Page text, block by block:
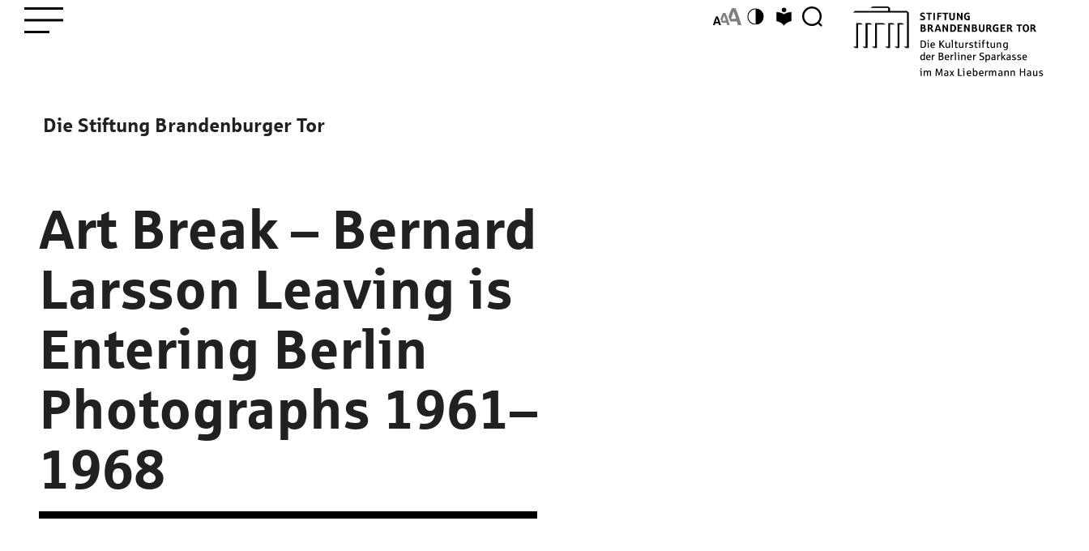
zum
Hauptinhalt
Menü öffnen Farbschema umschalten
Zu Leichter Sprache wechseln
Die Stiftung Brandenburger Tor
Art Break – Bernard
Larsson Leaving is
Entering Berlin
Photographs 1961–
1968